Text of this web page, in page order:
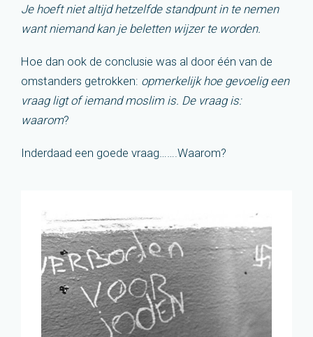
Je hoeft niet altijd hetzelfde standpunt in te nemen
want niemand kan je beletten wijzer te worden.
Hoe dan ook de conclusie was al door één van de
omstanders getrokken: opmerkelijk hoe gevoelig een
vraag ligt of iemand moslim is. De vraag is:
waarom?
Inderdaad een goede vraag…….Waarom?